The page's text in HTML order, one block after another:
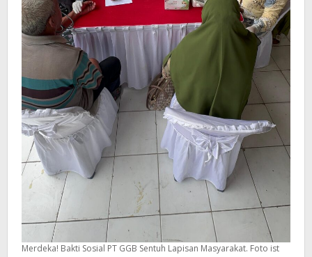
Merdeka! Bakti Sosial PT GGB Sentuh Lapisan Masyarakat. Foto ist